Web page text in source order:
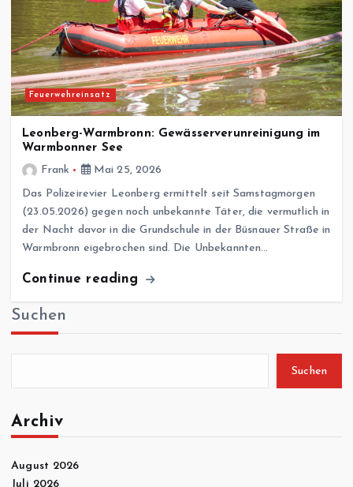
Feuerwehreinsatz
Leonberg-Warmbronn: Gewässerverunreinigung im
Warmbonner See
Frank
Mai 25, 2026
Das Polizeirevier Leonberg ermittelt seit Samstagmorgen
(23.05.2026) gegen noch unbekannte Täter, die vermutlich in
der Nacht davor in die Grundschule in der Büsnauer Straße in
Warmbronn eigebrochen sind. Die Unbekannten…
Continue reading
Suchen
Suchen
Archiv
August 2026
Juli 2026